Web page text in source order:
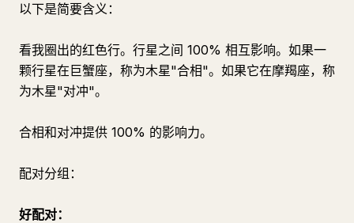
以下是简要含义：
看我圈出的红色行。行星之间 100% 相互影响。如果一
颗行星在巨蟹座，称为木星"合相"。如果它在摩羯座，称
为木星"对冲"。
合相和对冲提供 100% 的影响力。
配对分组：
好配对：